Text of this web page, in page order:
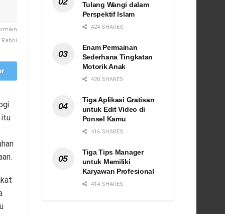
itu
Tulang Wangi dalam
Perspektif Islam
424 SHARES
Enam Permainan
Sederhana Tingkatan
Motorik Anak
420 SHARES
Tiga Aplikasi Gratisan
untuk Edit Video di
Ponsel Kamu
416 SHARES
Tiga Tips Manager
untuk Memiliki
Karyawan Profesional
414 SHARES